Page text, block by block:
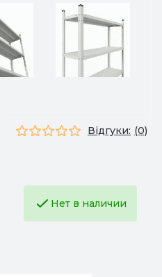
Відгуки: (0)
Нет в наличии